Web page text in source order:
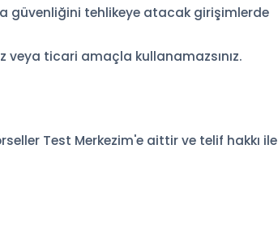
güvenliğini tehlikeye atacak girişimlerde
ticari amaçla kullanamazsınız.
Test Merkezim'e aittir ve telif hakkı ile